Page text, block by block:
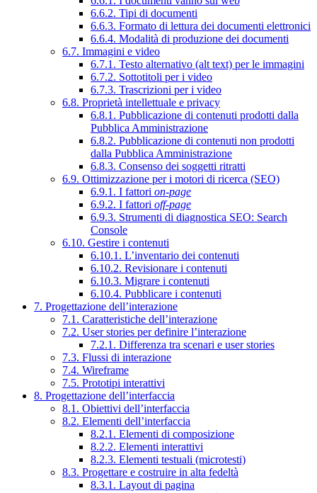
6.6.2. Tipi di documenti
6.6.3. Formato di lettura dei documenti elettronici
6.6.4. Modalità di produzione dei documenti
6.7. Immagini e video
6.7.1. Testo alternativo (alt text) per le immagini
6.7.2. Sottotitoli per i video
6.7.3. Trascrizioni per i video
6.8. Proprietà intellettuale e privacy
6.8.1. Pubblicazione di contenuti prodotti dalla
Pubblica Amministrazione
6.8.2. Pubblicazione di contenuti non prodotti
dalla Pubblica Amministrazione
6.8.3. Consenso dei soggetti ritratti
6.9. Ottimizzazione per i motori di ricerca (SEO)
6.9.1. I fattori on-page
6.9.2. I fattori off-page
6.9.3. Strumenti di diagnostica SEO: Search
Console
6.10. Gestire i contenuti
6.10.1. L’inventario dei contenuti
6.10.2. Revisionare i contenuti
6.10.3. Migrare i contenuti
6.10.4. Pubblicare i contenuti
7. Progettazione dell’interazione
7.1. Caratteristiche dell’interazione
7.2. User stories per definire l’interazione
7.2.1. Differenza tra scenari e user stories
7.3. Flussi di interazione
7.4. Wireframe
7.5. Prototipi interattivi
8. Progettazione dell’interfaccia
8.1. Obiettivi dell’interfaccia
8.2. Elementi dell’interfaccia
8.2.1. Elementi di composizione
8.2.2. Elementi interattivi
8.2.3. Elementi testuali (microtesti)
8.3. Progettare e costruire in alta fedeltà
8.3.1. Layout di pagina